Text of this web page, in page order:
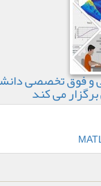
فوق تخصصی
می کند